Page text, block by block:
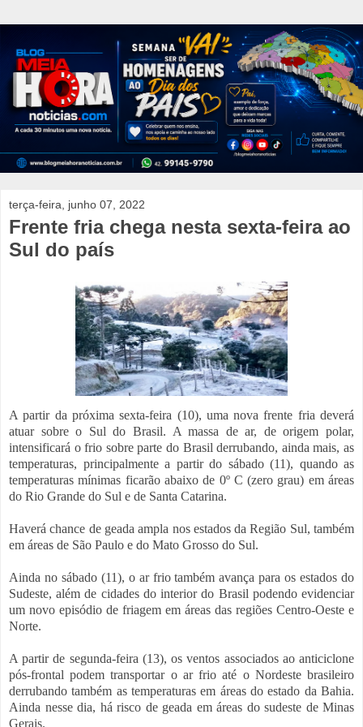
terça-feira, junho 07, 2022
Frente fria chega nesta sexta-feira ao
Sul do país
A partir da próxima sexta-feira (10), uma nova frente fria deverá
atuar sobre o Sul do Brasil. A massa de ar, de origem polar,
intensificará o frio sobre parte do Brasil derrubando, ainda mais, as
temperaturas, principalmente a partir do sábado (11), quando as
temperaturas mínimas ficarão abaixo de 0º C (zero grau) em áreas
do Rio Grande do Sul e de Santa Catarina.
Haverá chance de geada ampla nos estados da Região Sul, também
em áreas de São Paulo e do Mato Grosso do Sul.
Ainda no sábado (11), o ar frio também avança para os estados do
Sudeste, além de cidades do interior do Brasil podendo evidenciar
um novo episódio de friagem em áreas das regiões Centro-Oeste e
Norte.
A partir de segunda-feira (13), os ventos associados ao anticiclone
pós-frontal podem transportar o ar frio até o Nordeste brasileiro
derrubando também as temperaturas em áreas do estado da Bahia.
Ainda nesse dia, há risco de geada em áreas do sudeste de Minas
Gerais.